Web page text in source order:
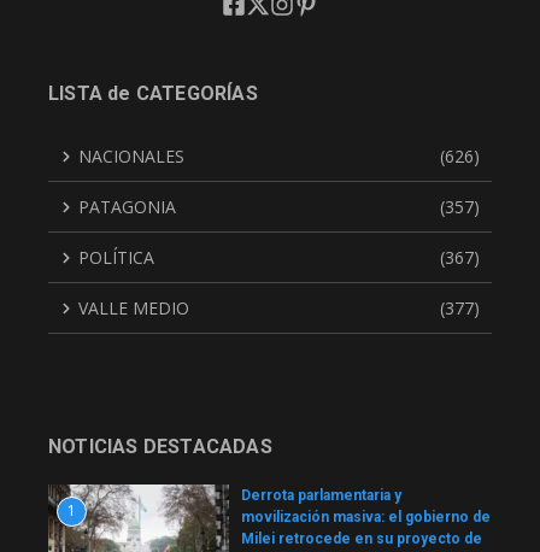
LISTA de CATEGORÍAS
NACIONALES (626)
PATAGONIA (357)
POLÍTICA (367)
VALLE MEDIO (377)
NOTICIAS DESTACADAS
1
Derrota parlamentaria y
movilización masiva: el gobierno de
Milei retrocede en su proyecto de